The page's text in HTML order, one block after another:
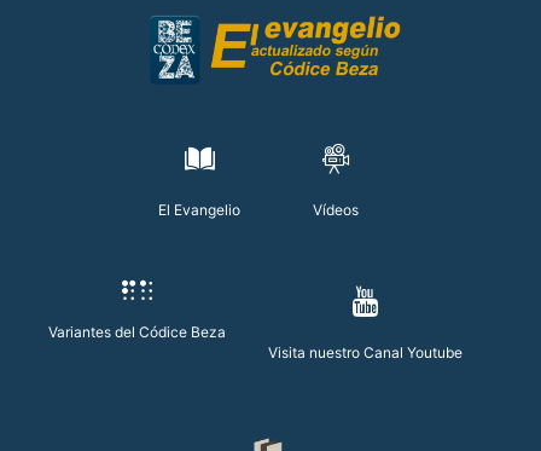
El Evangelio Vídeos
Variantes del Códice Beza
Visita nuestro Canal Youtube